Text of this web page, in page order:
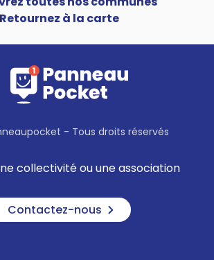
Retournez à la carte
- Tous droits réservés
collectivité ou une association
Contactez-nous